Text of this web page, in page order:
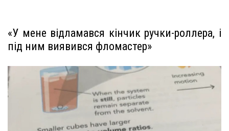
«У мене відламався кінчик ручки-роллера, і
під ним виявився фломастер»